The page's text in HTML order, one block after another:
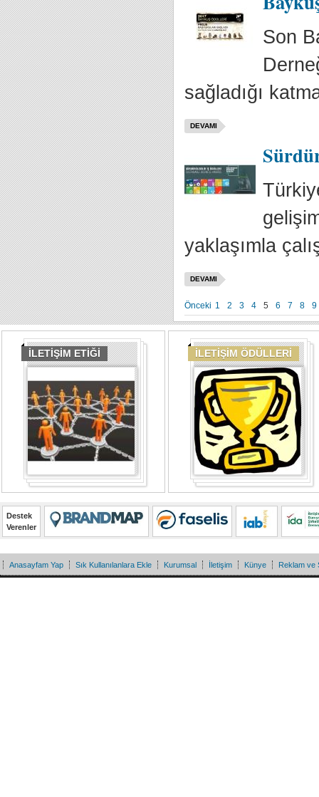
Son
sağladığı
DEVAMI
yaklaşımla
DEVAMI
Önceki 1 2 3 4 5 6 7 8 9
İLETİŞİM ETİĞİ İLETİŞİM ÖDÜLLERİ
Destek
Verenler
Anasayfam Yap Sık Kullanılanlara Ekle Kurumsal İletişim Künye Reklam ve